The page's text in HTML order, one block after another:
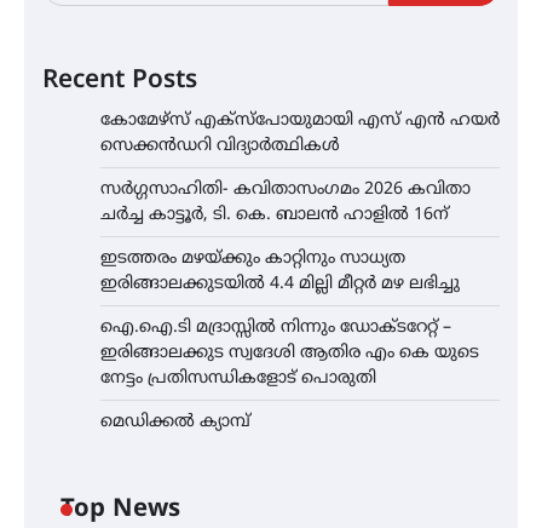
Recent Posts
കോമേഴ്സ് എക്സ്പോയുമായി എസ് എൻ ഹയർ
സെക്കൻഡറി വിദ്യാർത്ഥികൾ
സർഗ്ഗസാഹിതി- കവിതാസംഗമം 2026 കവിതാ
ചർച്ച കാട്ടൂർ, ടി. കെ. ബാലൻ ഹാളിൽ 16ന്
ഇടത്തരം മഴയ്ക്കും കാറ്റിനും സാധ്യത
ഇരിങ്ങാലക്കുടയിൽ 4.4 മില്ലി മീറ്റർ മഴ ലഭിച്ചു
ഐ.ഐ.ടി മദ്രാസ്സിൽ നിന്നും ഡോക്ടറേറ്റ് –
ഇരിങ്ങാലക്കുട സ്വദേശി ആതിര എം കെ യുടെ
നേട്ടം പ്രതിസന്ധികളോട് പൊരുതി
മെഡിക്കൽ ക്യാമ്പ്
Top News